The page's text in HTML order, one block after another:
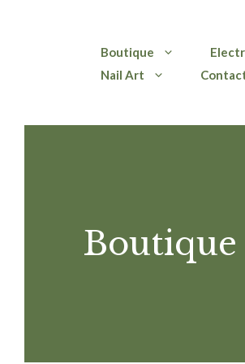
Boutique
Nail Art
Boutique